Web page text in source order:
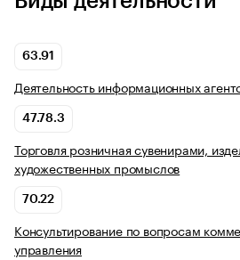
63.91
Деятельность информационных
47.78.3
Торговля розничная сувенирами,
художественных промыслов
70.22
Консультирование по вопросам
управления